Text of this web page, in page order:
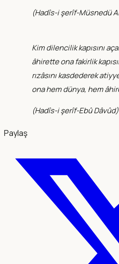
(Hadîs-i şerîf-Müsnedü
Kim dilencilik kapısını
âhirette ona fakirlik
rızâsını kasdederek
ona hem dünya, hem
(Hadîs-i şerîf-Ebû Dâvûd)
Paylaş